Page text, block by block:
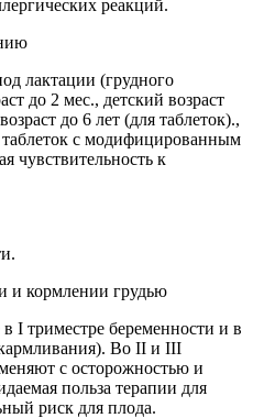
реакций.
лактации (грудного
до 2 мес., детский возраст
до 6 лет (для таблеток).,
таблеток с модифицированным
чувствительность к
и кормлении грудью
I триместре беременности и в
Во II и III
с осторожностью и
польза терапии для
риск для плода.